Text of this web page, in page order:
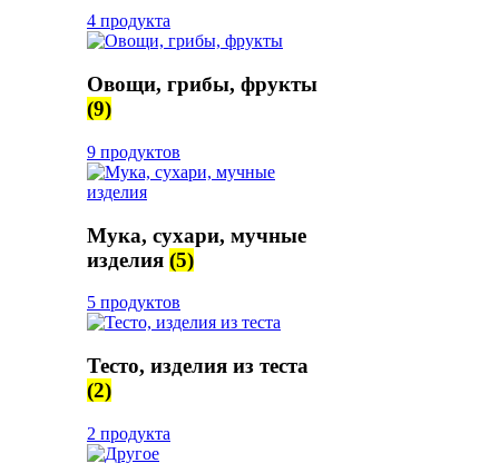
4 продукта
Овощи, грибы, фрукты
(9)
9 продуктов
Мука, сухари, мучные
изделия (5)
5 продуктов
Тесто, изделия из теста
(2)
2 продукта